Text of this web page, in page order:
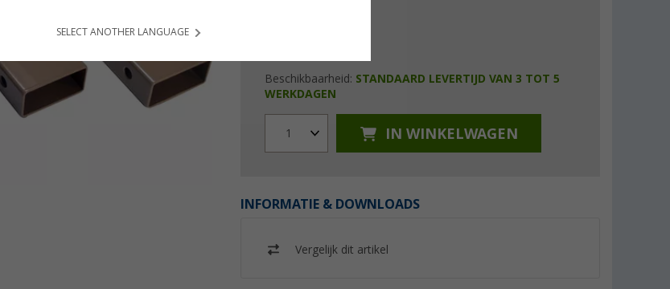
Beschikbaarheid: STANDAARD LEVERTIJD VAN 3 TOT 5
WERKDAGEN
1 IN WINKELWAGEN
INFORMATIE & DOWNLOADS
Vergelijk dit artikel
SELECT ANOTHER LANGUAGE